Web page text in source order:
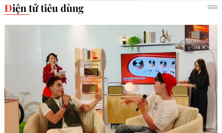
Điện tử tiêu dùng